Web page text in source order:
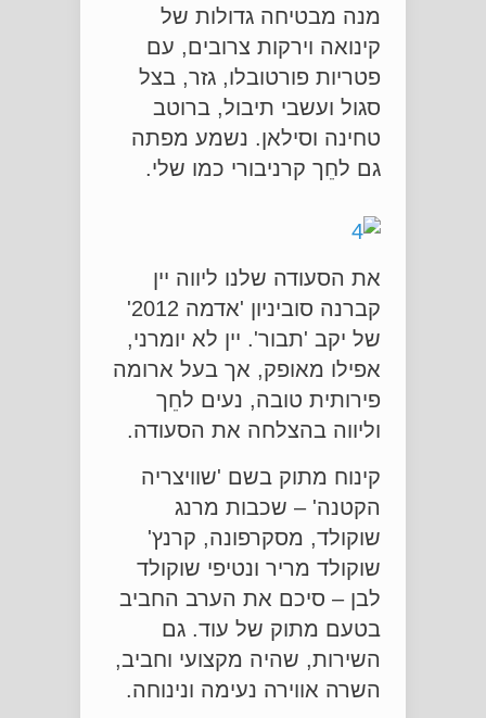
מנה מבטיחה גדולות של
קינואה וירקות צרובים, עם
פטריות פורטובלו, גזר, בצל
סגול ועשבי תיבול, ברוטב
טחינה וסילאן. נשמע מפתה
גם לחֵך קרניבורי כמו שלי.
את הסעודה שלנו ליווה יין
קברנה סוביניון 'אדמה 2012'
של יקב 'תבור'. יין לא יומרני,
אפילו מאופק, אך בעל ארומה
פירותית טובה, נעים לחֵך
וליווה בהצלחה את הסעודה.
קינוח מתוק בשם 'שוויצריה
הקטנה' – שכבות מרנג
שוקולד, מסקרפונה, קרנץ'
שוקולד מריר ונטיפי שוקולד
לבן – סיכם את הערב החביב
בטעם מתוק של עוד. גם
השירות, שהיה מקצועי וחביב,
השרה אווירה נעימה ונינוחה.